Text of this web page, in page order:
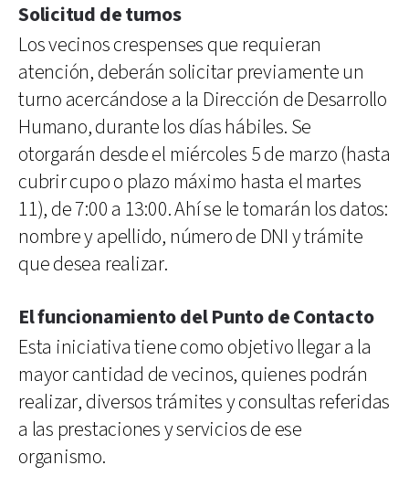
Solicitud de turnos
Los vecinos crespenses que requieran
atención, deberán solicitar previamente un
turno acercándose a la Dirección de Desarrollo
Humano, durante los días hábiles. Se
otorgarán desde el miércoles 5 de marzo (hasta
cubrir cupo o plazo máximo hasta el martes
11), de 7:00 a 13:00. Ahí se le tomarán los datos:
nombre y apellido, número de DNI y trámite
que desea realizar.
El funcionamiento del Punto de Contacto
Esta iniciativa tiene como objetivo llegar a la
mayor cantidad de vecinos, quienes podrán
realizar, diversos trámites y consultas referidas
a las prestaciones y servicios de ese
organismo.